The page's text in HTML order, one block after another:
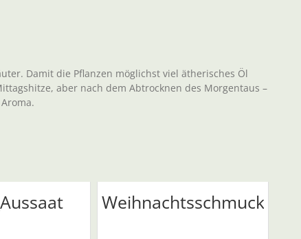
Damit die Pflanzen möglichst viel ätherisches Öl
aber nach dem Abtrocknen des Morgentaus –
Weihnachtsschmuck